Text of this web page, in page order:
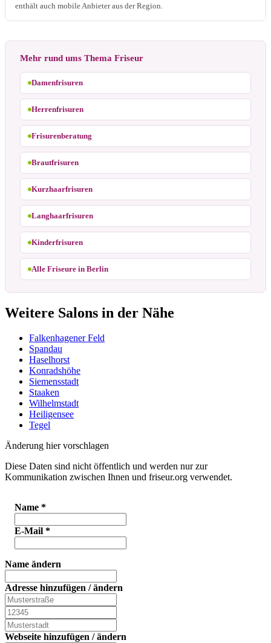
enthält auch mobile Anbieter aus der Region.
Mehr rund ums Thema Friseur
Damenfrisuren
Herrenfrisuren
Frisurenberatung
Brautfrisuren
Kurzhaarfrisuren
Langhaarfrisuren
Kinderfrisuren
Alle Friseure in Berlin
Weitere Salons in der Nähe
Falkenhagener Feld
Spandau
Haselhorst
Konradshöhe
Siemensstadt
Staaken
Wilhelmstadt
Heiligensee
Tegel
Änderung hier vorschlagen
Diese Daten sind nicht öffentlich und werden nur zur
Kommunikation zwischen Ihnen und friseur.org verwendet.
Name *
E-Mail *
Name ändern
Adresse hinzufügen / ändern
Webseite hinzufügen / ändern